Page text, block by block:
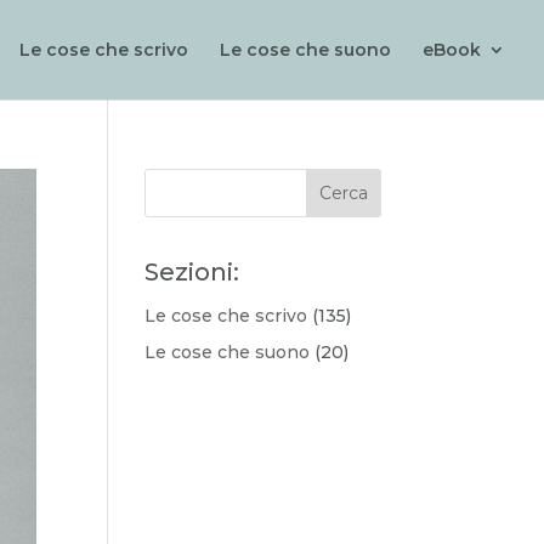
Le cose che scrivo Le cose che suono eBook
Sezioni:
Le cose che scrivo (135)
Le cose che suono (20)